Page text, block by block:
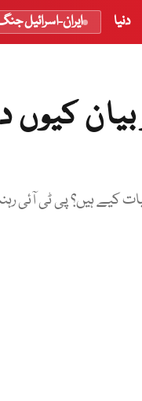
دنیا ایران-اسرائیل
کیوں
کیے ہیں؟ پی ٹی آئی